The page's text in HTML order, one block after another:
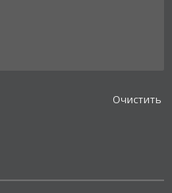
Oчистить